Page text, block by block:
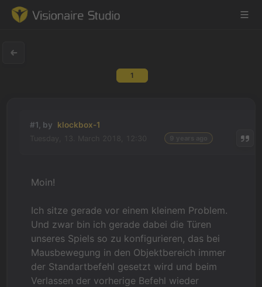
Learning
News & Stories
Downloads
1
#1, by klockbox-1
Moin!
Ich sitze gerade vor einem kleinem Problem.
Und zwar bin ich gerade dabei die Türen
unseres Spiels so zu konfigurieren, das bei
Mausbewegung in den Objektbereich immer
der Standartbefehl gesetzt wird und beim
Verlassen der vorherige Befehl wieder